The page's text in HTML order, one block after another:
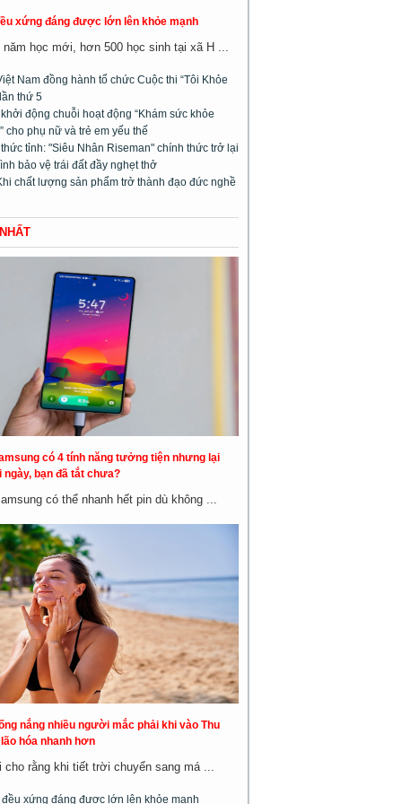
xứng đáng được lớn lên khỏe mạnh
học mới, hơn 500 học sinh tại xã H ...
Nam đồng hành tổ chức Cuộc thi “Tôi Khỏe
thứ 5
động chuỗi hoạt động “Khám sức khỏe
cho phụ nữ và trẻ em yếu thế
tỉnh: "Siêu Nhân Riseman" chính thức trở lại
bảo vệ trái đất đầy nghẹt thở
chất lượng sản phẩm trở thành đạo đức nghề
có 4 tính năng tưởng tiện nhưng lại
ngày, bạn đã tắt chưa?
có thể nhanh hết pin dù không ...
nắng nhiều người mắc phải khi vào Thu
hóa nhanh hơn
cho rằng khi tiết trời chuyển sang má ...
đều xứng đáng được lớn lên khỏe mạnh